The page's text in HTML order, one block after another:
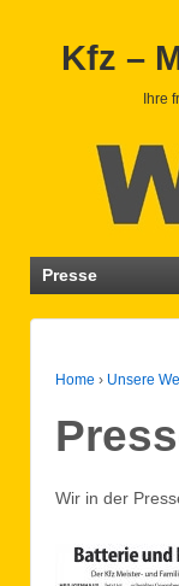
Kfz –
Ihre
Presse
Home › Unsere
Wir in der